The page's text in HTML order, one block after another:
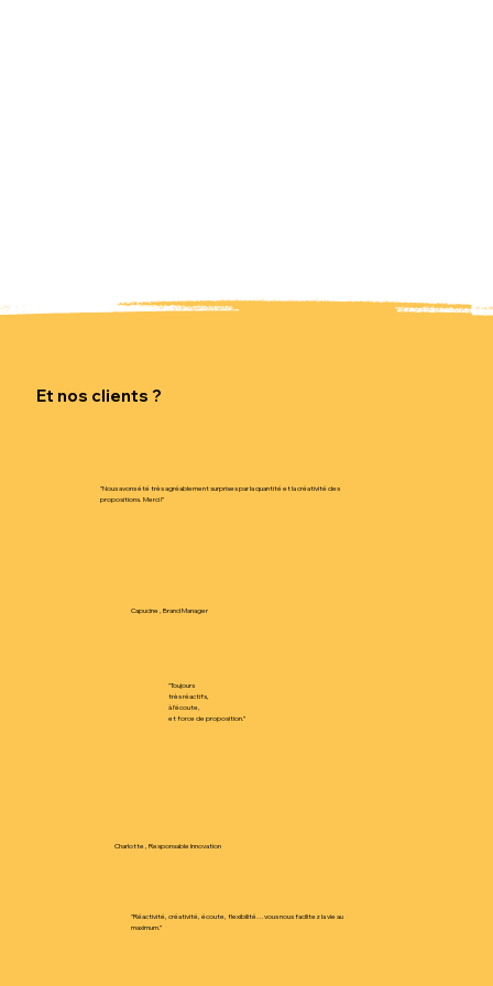
"Nous avons été très agréablement surprises par la quantité et la créativité des
propositions. Merci !”
Capucine , Brand Manager
Charlotte , Responsable Innovation
"Réactivité, créativité, écoute, flexibilité… vous nous facilitez la vie au
maximum.”
Et nos clients ?
"Toujours
très réactifs,
à l’écoute,
et force de proposition.”